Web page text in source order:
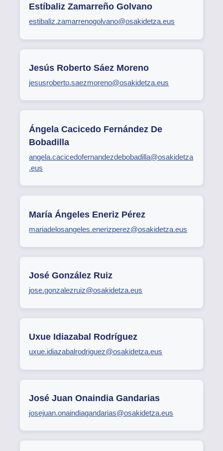
Estíbaliz Zamarreño Golvano
estibaliz.zamarrenogolvano@osakidetza.eus
Jesús Roberto Sáez Moreno
jesusroberto.saezmoreno@osakidetza.eus
Ángela Cacicedo Fernández De
Bobadilla
angela.cacicedofernandezdebobadilla@osakidetza
.eus
María Ángeles Eneriz Pérez
mariadelosangeles.enerizperez@osakidetza.eus
José González Ruiz
jose.gonzalezruiz@osakidetza.eus
Uxue Idiazabal Rodríguez
uxue.idiazabalrodriguez@osakidetza.eus
José Juan Onaindia Gandarias
josejuan.onaindiagandarias@osakidetza.eus